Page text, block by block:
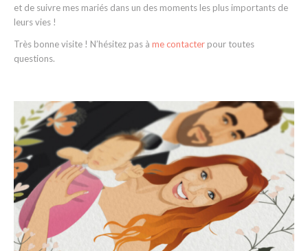
et de suivre mes mariés dans un des moments les plus importants de
leurs vies !
Très bonne visite ! N’hésitez pas à me contacter pour toutes
questions.